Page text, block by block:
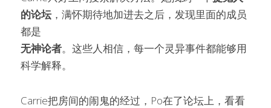
的论坛，满怀期待地加进去之后，发现里面的成员
都是
无神论者。这些人相信，每一个灵异事件都能够用
科学解释。
Carrie把房间的闹鬼的经过，Po在了论坛上，看看